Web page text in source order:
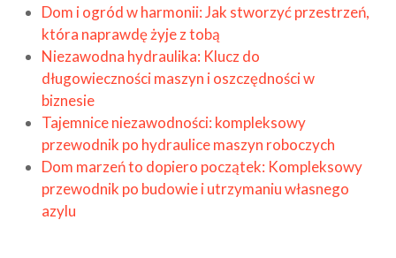
Dom i ogród w harmonii: Jak stworzyć przestrzeń,
która naprawdę żyje z tobą
Niezawodna hydraulika: Klucz do
długowieczności maszyn i oszczędności w
biznesie
Tajemnice niezawodności: kompleksowy
przewodnik po hydraulice maszyn roboczych
Dom marzeń to dopiero początek: Kompleksowy
przewodnik po budowie i utrzymaniu własnego
azylu